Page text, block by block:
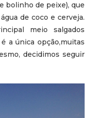
bolinho de peixe), que
de coco e cerveja.
meio salgados
a única opção,muitas
decidimos seguir